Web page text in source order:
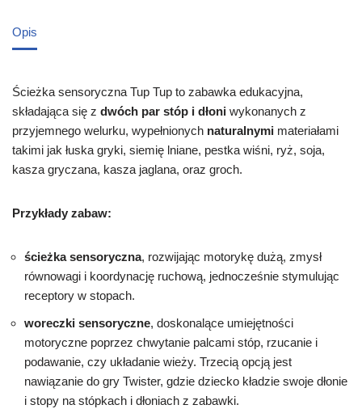
Opis
Ścieżka sensoryczna Tup Tup to zabawka edukacyjna,
składająca się z dwóch par stóp i dłoni wykonanych z
przyjemnego welurku, wypełnionych naturalnymi materiałami
takimi jak łuska gryki, siemię lniane, pestka wiśni, ryż, soja,
kasza gryczana, kasza jaglana, oraz groch.
Przykłady zabaw:
ścieżka sensoryczna, rozwijając motorykę dużą, zmysł
równowagi i koordynację ruchową, jednocześnie stymulując
receptory w stopach.
woreczki sensoryczne, doskonalące umiejętności
motoryczne poprzez chwytanie palcami stóp, rzucanie i
podawanie, czy układanie wieży. Trzecią opcją jest
nawiązanie do gry Twister, gdzie dziecko kładzie swoje dłonie
i stopy na stópkach i dłoniach z zabawki.